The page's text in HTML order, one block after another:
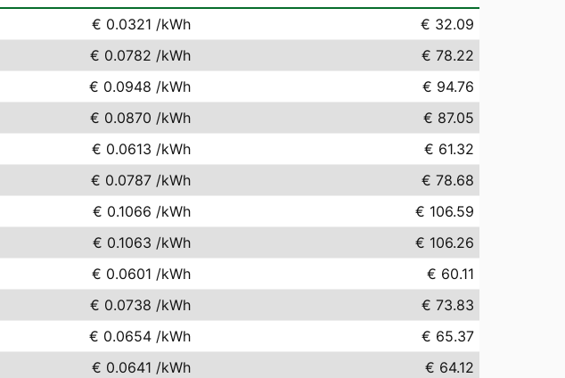
€ 0.0321 /kWh
€ 32.09
€ 0.0782 /kWh
€ 78.22
€ 0.0948 /kWh
€ 94.76
€ 0.0870 /kWh
€ 87.05
€ 0.0613 /kWh
€ 61.32
€ 0.0787 /kWh
€ 78.68
€ 0.1066 /kWh
€ 106.59
€ 0.1063 /kWh
€ 106.26
€ 0.0601 /kWh
€ 60.11
€ 0.0738 /kWh
€ 73.83
€ 0.0654 /kWh
€ 65.37
€ 0.0641 /kWh € 64.12